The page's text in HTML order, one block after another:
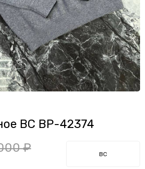
BC BP-42374
₽ BC